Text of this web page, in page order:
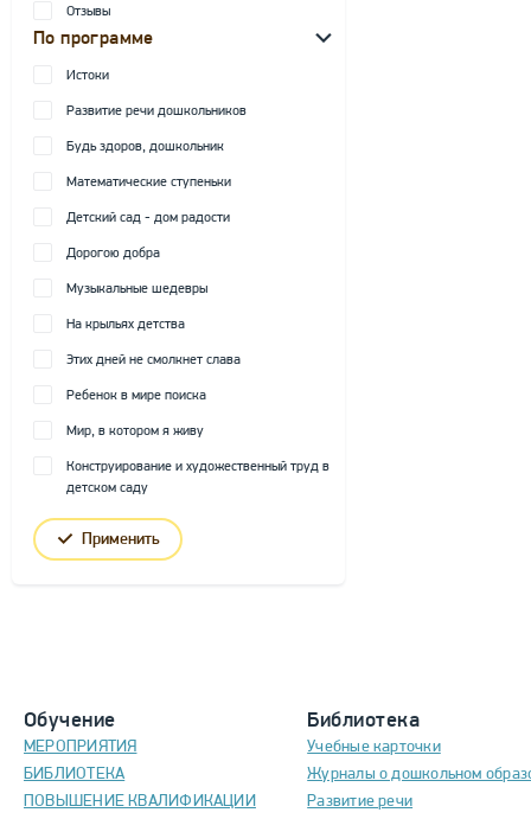
Отзывы
По программе
Истоки
Развитие речи дошкольников
Будь здоров, дошкольник
Математические ступеньки
Детский сад - дом радости
Дорогою добра
Музыкальные шедевры
На крыльях детства
Этих дней не смолкнет слава
Ребенок в мире поиска
Мир, в котором я живу
Конструирование и художественный труд в
детском саду
Применить
Обучение
МЕРОПРИЯТИЯ
БИБЛИОТЕКА
ПОВЫШЕНИЕ КВАЛИФИКАЦИИ
Библиотека
Учебные карточки
Журналы о дошкольном
Развитие речи